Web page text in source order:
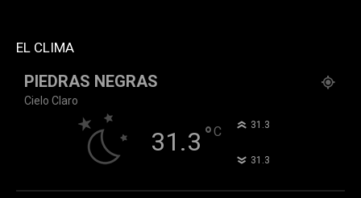
EL CLIMA
PIEDRAS NEGRAS
Cielo Claro
31.3 °C 31.3
31.3